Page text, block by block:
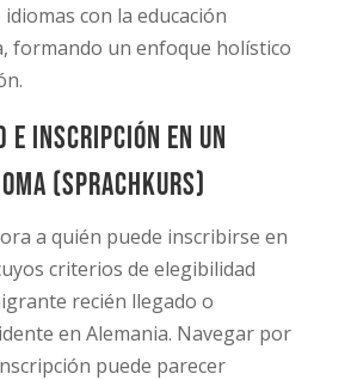
con la educación
formando un enfoque holístico
e inscripción en un
(sprachkurs)
a quién puede inscribirse en
criterios de elegibilidad
recién llegado o
en Alemania. Navegar por
puede parecer